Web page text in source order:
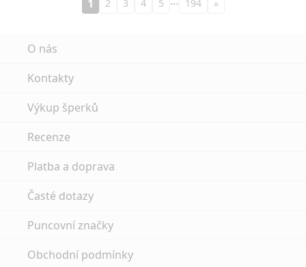
1 2 3 4 5 194 »
O nás
Kontakty
Výkup šperků
Recenze
Platba a doprava
Časté dotazy
Puncovní značky
Obchodní podmínky